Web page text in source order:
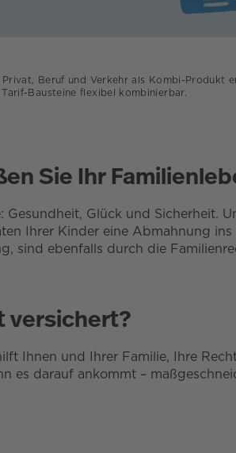
Beruf und Verkehr als Kombi-Produkt
Bausteine flexibel kombinierbar.
Sie Ihr
Glück und Sicherheit.
Ihrer Kinder eine Abmahnung
sind ebenfalls durch die
versichert?
Ihnen und Ihrer Familie, Ihre
es darauf ankommt –